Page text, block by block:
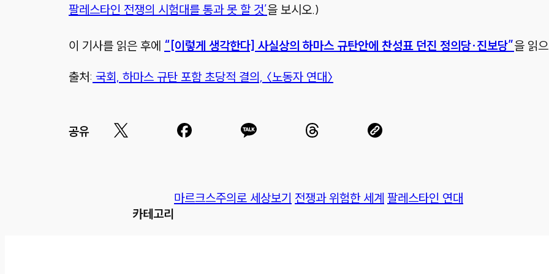
팔레스타인 전쟁의 시험대를 통과 못 할 것’을 보시오.)
이 기사를 읽은 후에 “[이렇게 생각한다] 사실상의 하마스 규탄안에 찬성표 던진 정의당·진보당”을 읽
출처: 국회, 하마스 규탄 포함 초당적 결의, 〈노동자 연대〉
공유
카테고리
마르크스주의로 세상보기 전쟁과 위험한 세계 팔레스타인 연대